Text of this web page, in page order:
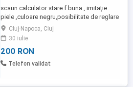
scaun calculator stare f buna , imitație
piele ,culoare negru,posibilitate de reglare
Cluj-Napoca, Cluj
30 iulie
200 RON
Telefon validat